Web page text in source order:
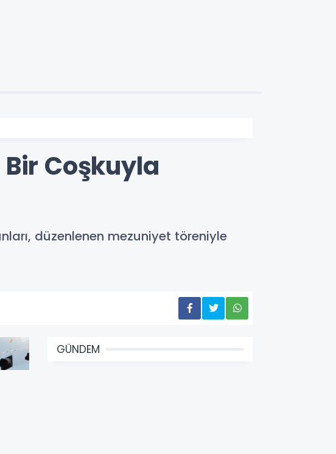
Bir Coşkuyla
düzenlenen mezuniyet töreniyle
GÜNDEM